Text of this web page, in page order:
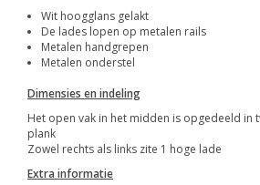
Wit hoogglans gelakt
De lades lopen op metalen rails
Metalen handgrepen
Metalen onderstel
Dimensies en indeling
Het open vak in het midden is opgedeeld in
plank
Zowel rechts als links zite 1 hoge lade
Extra informatie